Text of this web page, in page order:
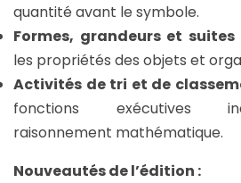
quantité avant le symbole.
Formes, grandeurs et suites
les propriétés des objets et
Activités de tri et de
fonctions exécutives
raisonnement mathématique.
Nouveautés de l’édition :